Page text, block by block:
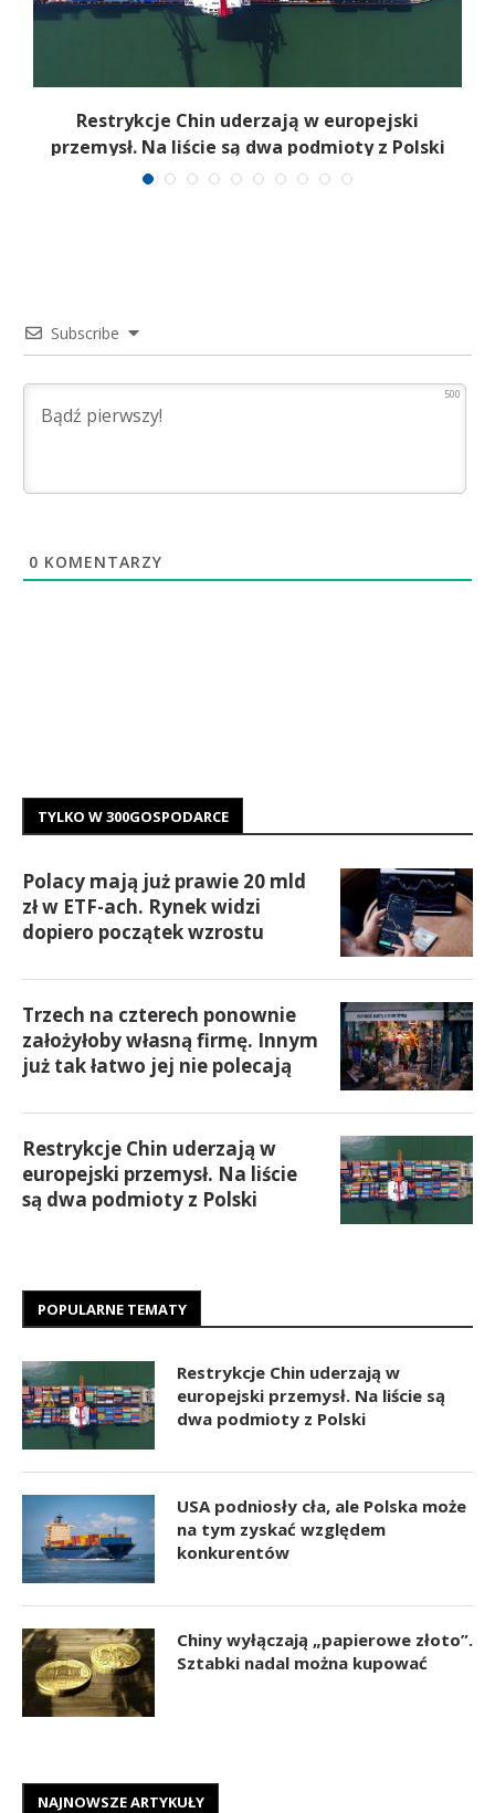
Restrykcje Chin uderzają w europejski
przemysł. Na liście są dwa podmioty z Polski
Subscribe
500
0 KOMENTARZY
TYLKO W 300GOSPODARCE
Polacy mają już prawie 20 mld
zł w ETF-ach. Rynek widzi
dopiero początek wzrostu
Trzech na czterech ponownie
założyłoby własną firmę. Innym
już tak łatwo jej nie polecają
Restrykcje Chin uderzają w
europejski przemysł. Na liście
są dwa podmioty z Polski
POPULARNE TEMATY
Restrykcje Chin uderzają w
europejski przemysł. Na liście są
dwa podmioty z Polski
USA podniosły cła, ale Polska może
na tym zyskać względem
konkurentów
Chiny wyłączają „papierowe złoto”.
Sztabki nadal można kupować
NAJNOWSZE ARTYKUŁY